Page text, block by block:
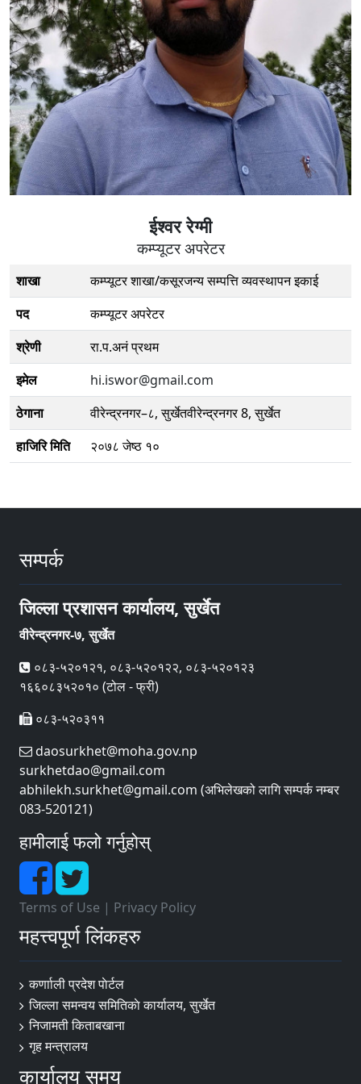
ईश्वर रेग्मी
कम्प्यूटर अपरेटर
शाखा
कम्प्यूटर शाखा/कसूरजन्य सम्पत्ति व्यवस्थापन इकाई
पद
कम्प्यूटर अपरेटर
श्रेणी
रा.प.अनं प्रथम
इमेल
hi.iswor@gmail.com
ठेगाना
वीरेन्द्रनगर–८, सुर्खेतवीरेन्द्रनगर 8, सुर्खेत
हाजिरि मिति
२०७८ जेष्ठ १०
सम्पर्क
जिल्ला प्रशासन कार्यालय, सुर्खेत
वीरेन्द्रनगर-७, सुर्खेत
०८३-५२०१२१, ०८३-५२०१२२, ०८३-५२०१२३
१६६०८३५२०१० (टोल - फ्री)
०८३-५२०३११
daosurkhet@moha.gov.np
surkhetdao@gmail.com
abhilekh.surkhet@gmail.com (अभिलेखको लागि सम्पर्क नम्बर
083-520121)
हामीलाई फलो गर्नुहोस्
Terms of Use | Privacy Policy
महत्त्वपूर्ण लिंकहरु
कर्णााली प्रदेश पाेर्टल
जिल्ला समन्वय समितिकाे कार्यालय, सुर्खेत
निजामती किताबखाना
गृह मन्त्रालय
कार्यालय समय